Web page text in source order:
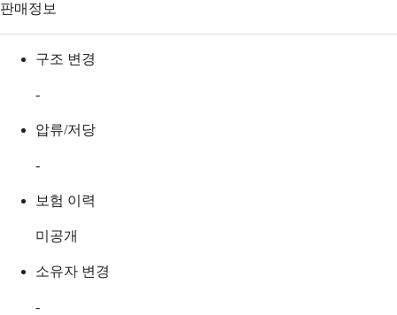
판매정보
구조 변경
-
압류/저당
-
보험 이력
미공개
소유자 변경
-